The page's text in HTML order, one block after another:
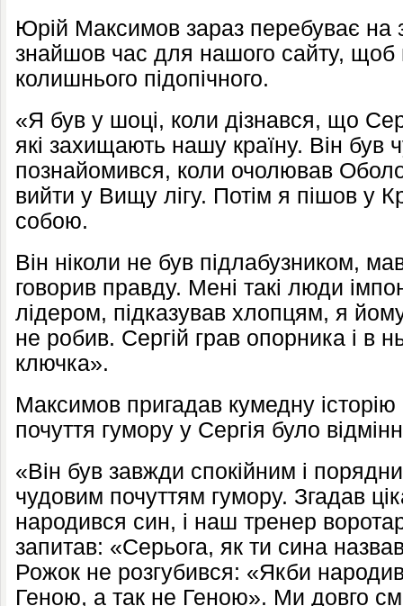
Юрій Максимов зараз перебуває на
знайшов час для нашого сайту, щоб
колишнього підопічного.
«Я був у шоці, коли дізнався, що
які захищають нашу країну. Він
познайомився, коли очолював
вийти у Вищу лігу. Потім я пішов у
собою.
Він ніколи не був підлабузником,
говорив правду. Мені такі люди
лідером, підказував хлопцям, я
не робив. Сергій грав опорника і в
ключка».
Максимов пригадав кумедну
почуття гумору у Сергія було
«Він був завжди спокійним і
чудовим почуттям гумору. Згадав
народився син, і наш тренер
запитав: «Серьога, як ти сина
Рожок не розгубився: «Якби
Геною, а так не Геною». Ми довго